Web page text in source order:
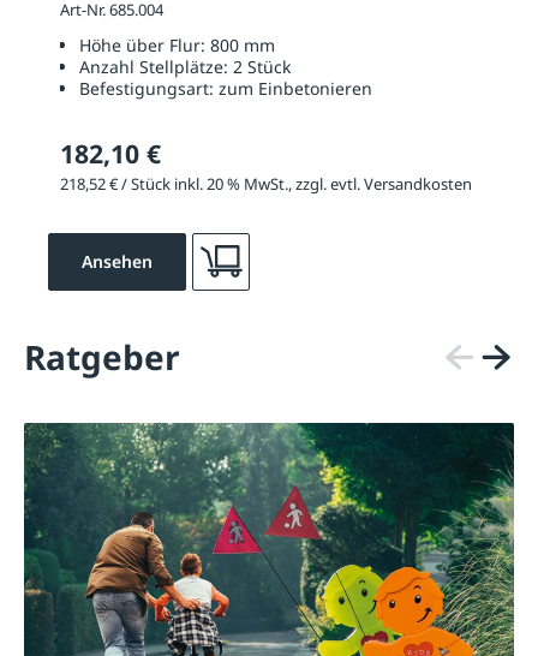
Art-Nr. 685.004
Höhe über Flur: 800 mm
Anzahl Stellplätze: 2 Stück
Befestigungsart: zum Einbetonieren
182,10 €
218,52 € / Stück inkl. 20 % MwSt., zzgl. evtl. Versandkosten
Ansehen
Ratgeber